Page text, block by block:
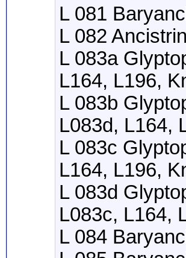
L 081
L 082
L 083a
L164, L196,
L 083b
L083d, L164,
L 083c
L164, L196,
L 083d
L083c, L164,
L 084